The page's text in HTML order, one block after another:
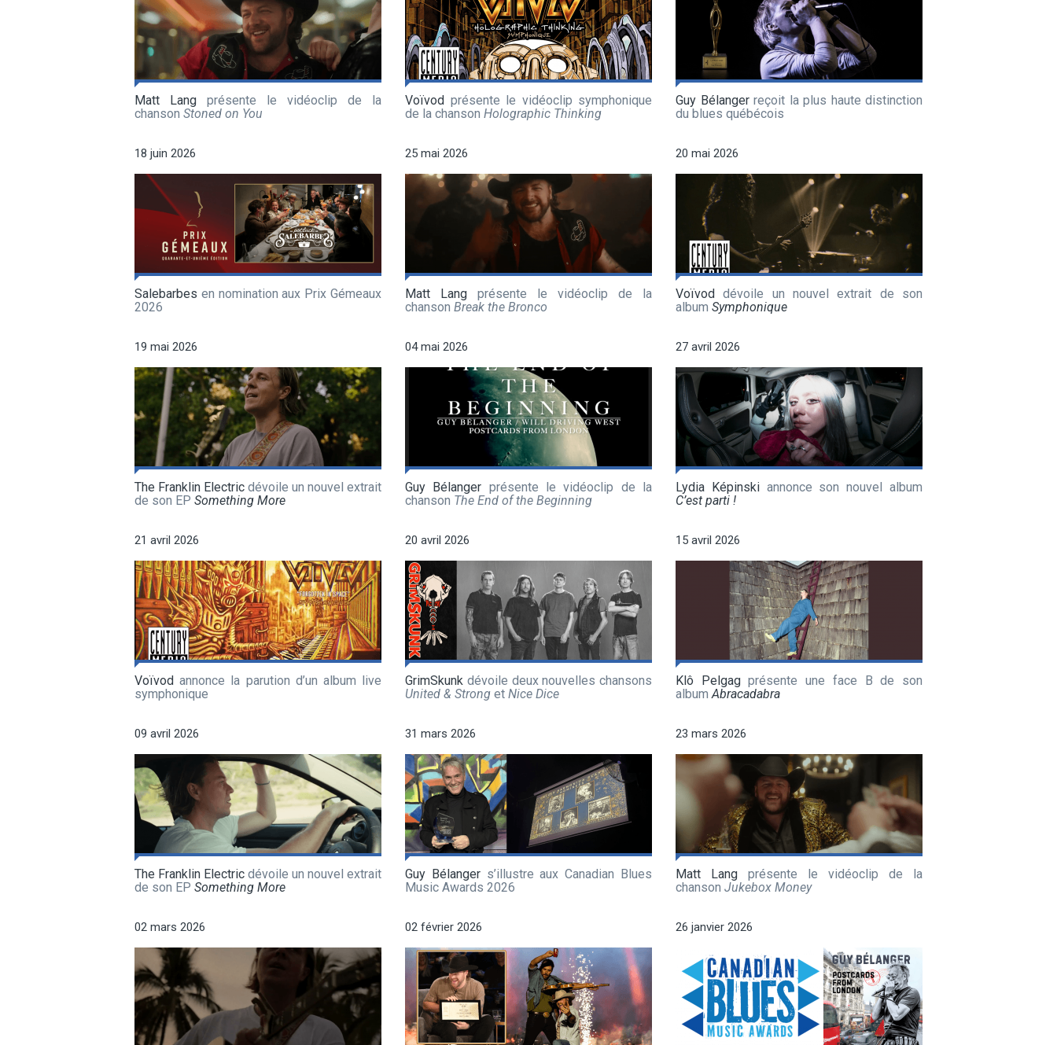
Matt Lang présente le vidéoclip de la
chanson Stoned on You
Voïvod présente le vidéoclip symphonique
de la chanson Holographic Thinking
Guy Bélangerreçoit la plus haute distinction
du blues québécois
18 juin 2026
Salebarbes en nomination aux Prix Gémeaux
2026
25 mai 2026
Matt Lang présente le vidéoclip de la
chanson Break the Bronco
20 mai 2026
Voïvod dévoile un nouvel extrait de son
album Symphonique
19 mai 2026
The Franklin Electric dévoile un nouvel extrait
de son EP Something More
04 mai 2026
Guy Bélanger présente le vidéoclip de la
chanson The End of the Beginning
27 avril 2026
Lydia Képinskiannonce son nouvel album
C’est parti !
21 avril 2026
Voïvod annonce la parution d’un album live
symphonique
20 avril 2026
GrimSkunk dévoile deux nouvelles chansons
United & Strong et Nice Dice
15 avril 2026
Klô Pelgagprésente une face B de son
albumAbracadabra
09 avril 2026
The Franklin Electric dévoile un nouvel extrait
de son EP Something More
31 mars 2026
Guy Bélangers’illustre aux Canadian Blues
Music Awards 2026
23 mars 2026
Matt Lang présente le vidéoclip de la
chanson Jukebox Money
02 mars 2026 02 février 2026 26 janvier 2026